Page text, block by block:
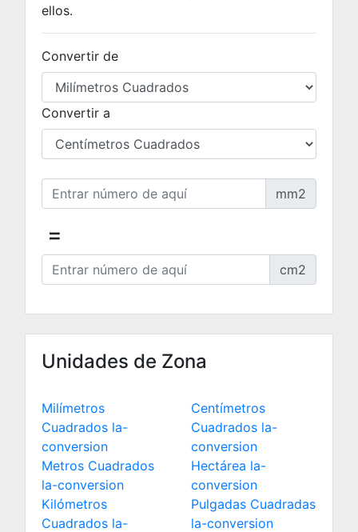
ellos.
Convertir de
Convertir a
mm2
=
cm2
Unidades de Zona
Milímetros
Cuadrados la-
conversion
Centímetros
Cuadrados la-
conversion
Metros Cuadrados
la-conversion
Hectárea la-
conversion
Kilómetros
Cuadrados la-
Pulgadas Cuadradas
la-conversion